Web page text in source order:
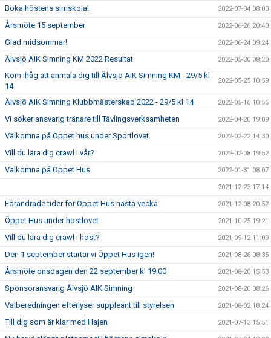
Boka höstens simskola! 2022-07-04 08:00
Årsmöte 15 september 2022-06-26 20:40
Glad midsommar! 2022-06-24 09:24
Älvsjö AIK Simning KM 2022 Resultat 2022-05-30 08:20
Kom ihåg att anmäla dig till Älvsjö AIK Simning KM - 29/5 kl
14
2022-05-25 10:59
Älvsjö AIK Simning Klubbmästerskap 2022 - 29/5 kl 14 2022-05-16 10:56
Vi söker ansvarig tränare till Tävlingsverksamheten 2022-04-20 19:09
Välkomna på Öppet hus under Sportlovet 2022-02-22 14:30
Vill du lära dig crawl i vår? 2022-02-08 19:52
Välkomna på Öppet Hus 2022-01-31 08:07
2021-12-23 17:14
Förändrade tider för Öppet Hus nästa vecka 2021-12-08 20:52
Öppet Hus under höstlovet 2021-10-25 19:21
Vill du lära dig crawl i höst? 2021-09-12 11:09
Den 1 september startar vi Öppet Hus igen! 2021-08-26 08:35
Årsmöte onsdagen den 22 september kl 19.00 2021-08-20 15:53
Sponsoransvarig Älvsjö AIK Simning 2021-08-20 08:26
Valberedningen efterlyser suppleant till styrelsen 2021-08-02 18:24
Till dig som är klar med Hajen 2021-07-13 15:51